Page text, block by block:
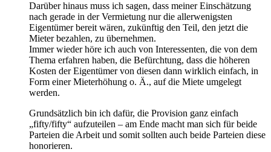
Darüber hinaus muss ich sagen, dass meiner Einschätzung
nach gerade in der Vermietung nur die allerwenigsten
Eigentümer bereit wären, zukünftig den Teil, den jetzt die
Mieter bezahlen, zu übernehmen.
Immer wieder höre ich auch von Interessenten, die von dem
Thema erfahren haben, die Befürchtung, dass die höheren
Kosten der Eigentümer von diesen dann wirklich einfach, in
Form einer Mieterhöhung o. Ä., auf die Miete umgelegt
werden.
Grundsätzlich bin ich dafür, die Provision ganz einfach
„fifty/fifty“ aufzuteilen – am Ende macht man sich für beide
Parteien die Arbeit und somit sollten auch beide Parteien diese
honorieren.